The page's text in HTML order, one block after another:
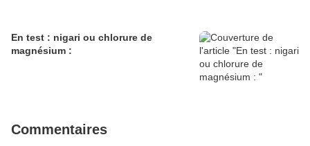
En test : nigari ou chlorure de
magnésium :
Commentaires